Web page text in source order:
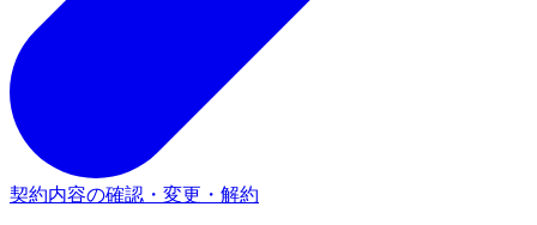
契約内容の確認・変更・解約